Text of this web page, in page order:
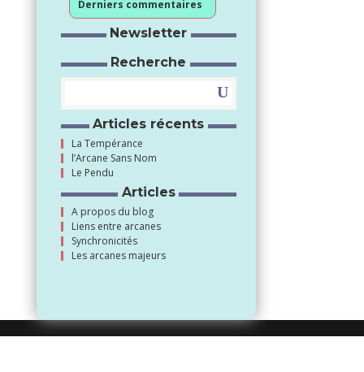
Derniers commentaires
Newsletter
Recherche
Articles récents
La Tempérance
l’Arcane Sans Nom
Le Pendu
Articles
A propos du blog
Liens entre arcanes
Synchronicités
Les arcanes majeurs